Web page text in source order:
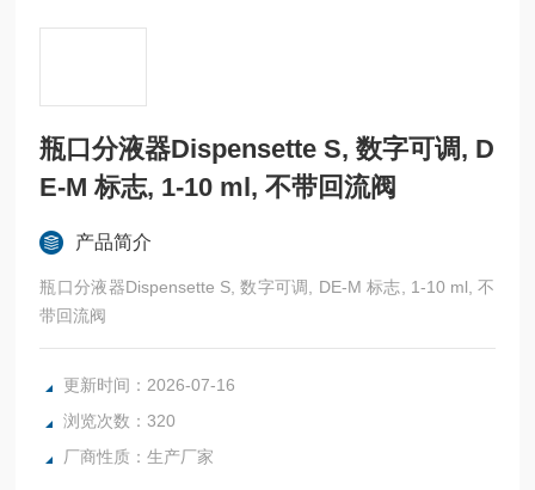
瓶口分液器Dispensette S, 数字可调, D
E-M 标志, 1-10 ml, 不带回流阀
产品简介
瓶口分液器Dispensette S, 数字可调, DE-M 标志, 1-10 ml, 不
带回流阀
更新时间：2026-07-16
浏览次数：320
厂商性质：生产厂家